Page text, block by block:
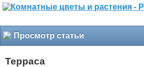
Просмотр статьи
Терраса